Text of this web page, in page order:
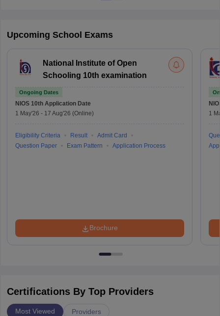
Upcoming School Exams
National Institute of Open
Schooling 10th examination
Ongoing Dates
NIOS 10th Application Date
1 May'26 - 17 Aug'26 (Online)
Eligibility Criteria Result
Admit Card
Question Paper
Exam Pattern Application Process
Brochure
1
Certifications By Top Providers
Most Viewed Providers